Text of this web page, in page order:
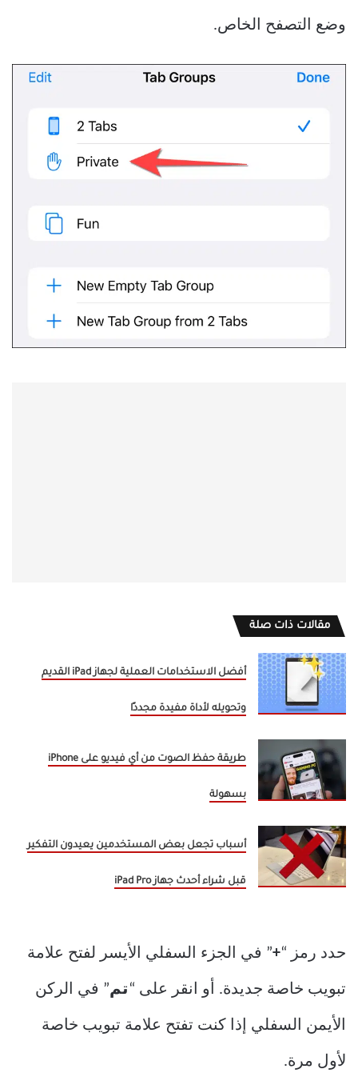
وضع التصفح الخاص.
مقالات ذات صلة
أفضل الاستخدامات العملية لجهاز iPad القديم
وتحويله لأداة مفيدة مجددًا
طريقة حفظ الصوت من أي فيديو على iPhone
بسهولة
أسباب تجعل بعض المستخدمين يعيدون التفكير
قبل شراء أحدث جهاز iPad Pro
حدد رمز “+” في الجزء السفلي الأيسر لفتح علامة
تبويب خاصة جديدة. أو انقر على “ تم” في الركن
الأيمن السفلي إذا كنت تفتح علامة تبويب خاصة
لأول مرة.